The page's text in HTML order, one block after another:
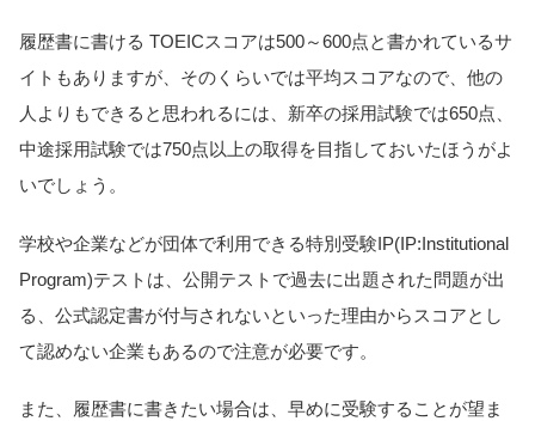
履歴書に書ける TOEICスコアは500～600点と書かれているサ
イトもありますが、そのくらいでは平均スコアなので、他の
人よりもできると思われるには、新卒の採用試験では650点、
中途採用試験では750点以上の取得を目指しておいたほうがよ
いでしょう。
学校や企業などが団体で利用できる特別受験IP(IP:Institutional
Program)テストは、公開テストで過去に出題された問題が出
る、公式認定書が付与されないといった理由からスコアとし
て認めない企業もあるので注意が必要です。
また、履歴書に書きたい場合は、早めに受験することが望ま